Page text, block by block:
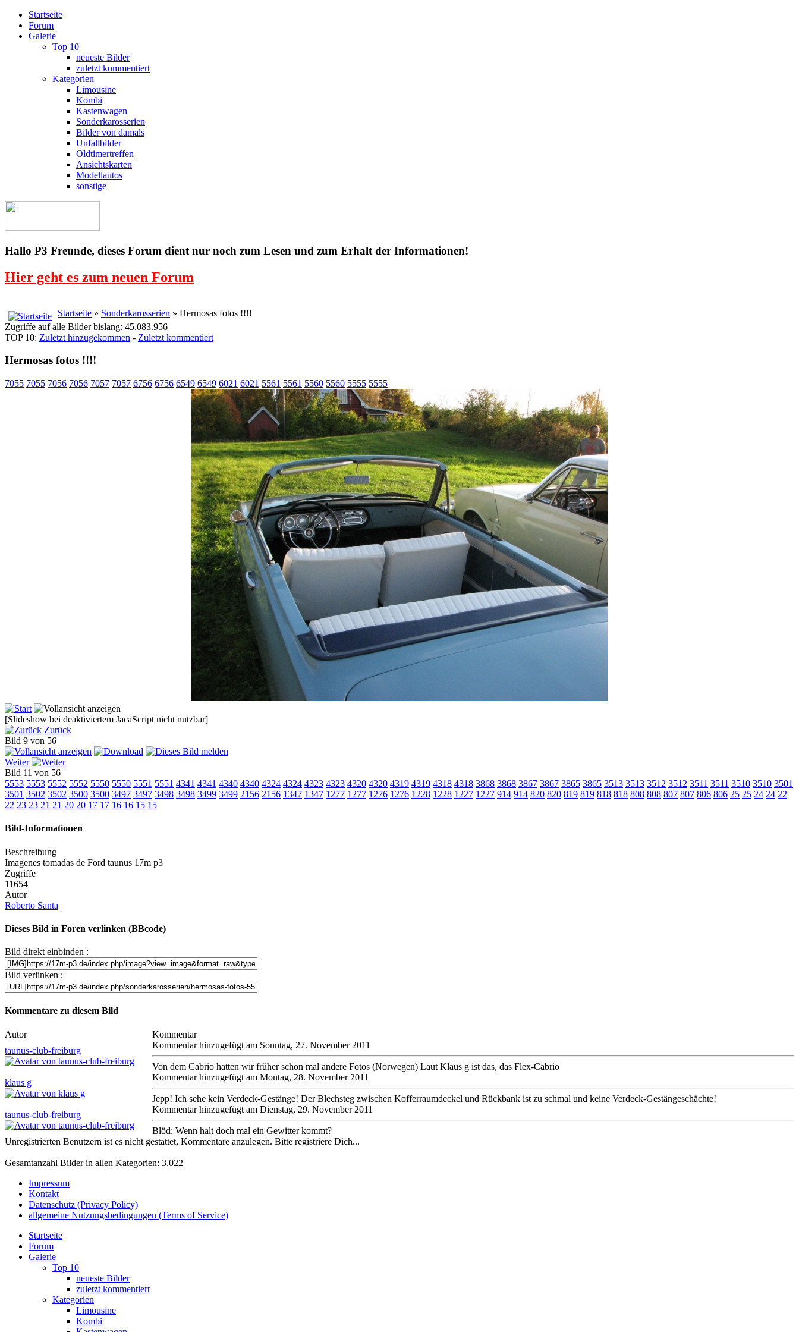
Startseite
Forum
Galerie
Top 10
neueste Bilder
zuletzt kommentiert
Kategorien
Limousine
Kombi
Kastenwagen
Sonderkarosserien
Bilder von damals
Unfallbilder
Oldtimertreffen
Ansichtskarten
Modellautos
sonstige
Hallo P3 Freunde, dieses Forum dient nur noch zum Lesen und zum Erhalt der Informationen!
Hier geht es zum neuen Forum
Startseite » Sonderkarosserien » Hermosas fotos !!!!
Zugriffe auf alle Bilder bislang: 45.083.956
TOP 10: Zuletzt hinzugekommen - Zuletzt kommentiert
Hermosas fotos !!!!
7055 7055 7056 7056 7057 7057 6756 6756 6549 6549 6021 6021 5561 5561 5560 5560 5555 5555
[Slideshow bei deaktiviertem JacaScript nicht nutzbar]
Zurück
Bild 9 von 56
Weiter
Bild 11 von 56
5553 5553 5552 5552 5550 5550 5551 5551 4341 4341 4340 4340 4324 4324 4323 4323 4320 4320 4319 4319 4318 4318 3868 3868 3867 3867 3865 3865 3513 3513 3512 3512 3511 3511 3510 3510 3501
3501 3502 3502 3500 3500 3497 3497 3498 3498 3499 3499 2156 2156 1347 1347 1277 1277 1276 1276 1228 1228 1227 1227 914 914 820 820 819 819 818 818 808 808 807 807 806 806 25 25 24 24 22
22 23 23 21 21 20 20 17 17 16 16 15 15
Bild-Informationen
Beschreibung
Imagenes tomadas de Ford taunus 17m p3
Zugriffe
11654
Autor
Roberto Santa
Dieses Bild in Foren verlinken (BBcode)
Bild direkt einbinden :
Bild verlinken :
Kommentare zu diesem Bild
Autor
Kommentar
taunus-club-freiburg
Kommentar hinzugefügt am Sonntag, 27. November 2011
Von dem Cabrio hatten wir früher schon mal andere Fotos (Norwegen) Laut Klaus g ist das, das Flex-Cabrio
klaus g
Kommentar hinzugefügt am Montag, 28. November 2011
Jepp! Ich sehe kein Verdeck-Gestänge! Der Blechsteg zwischen Kofferraumdeckel und Rückbank ist zu schmal und keine Verdeck-Gestängeschächte!
taunus-club-freiburg
Kommentar hinzugefügt am Dienstag, 29. November 2011
Blöd: Wenn halt doch mal ein Gewitter kommt?
Unregistrierten Benutzern ist es nicht gestattet, Kommentare anzulegen. Bitte registriere Dich...
Gesamtanzahl Bilder in allen Kategorien: 3.022
Impressum
Kontakt
Datenschutz (Privacy Policy)
allgemeine Nutzungsbedingungen (Terms of Service)
Startseite
Forum
Galerie
Top 10
neueste Bilder
zuletzt kommentiert
Kategorien
Limousine
Kombi